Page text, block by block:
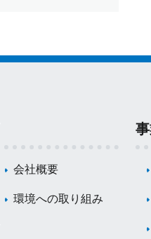
会社概要
環境への取り組み